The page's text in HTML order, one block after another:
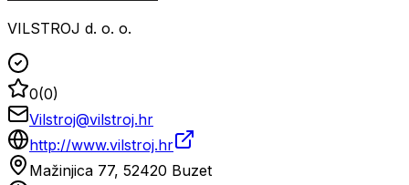
VILSTROJ d. o. o.
0(0)
Vilstroj@vilstroj.hr
http://www.vilstroj.hr
Mažinjica 77, 52420 Buzet